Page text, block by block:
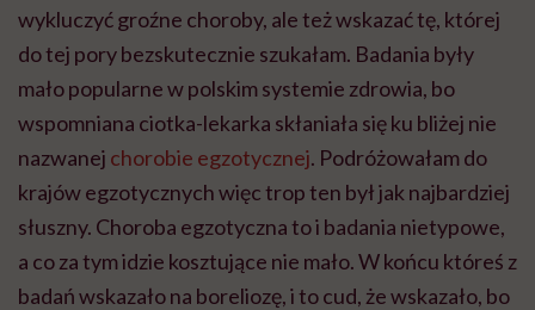
wykluczyć groźne choroby, ale też wskazać tę, której
do tej pory bezskutecznie szukałam. Badania były
mało popularne w polskim systemie zdrowia, bo
wspomniana ciotka-lekarka skłaniała się ku bliżej nie
nazwanej chorobie egzotycznej. Podróżowałam do
krajów egzotycznych więc trop ten był jak najbardziej
słuszny. Choroba egzotyczna to i badania nietypowe,
a co za tym idzie kosztujące nie mało. W końcu któreś z
badań wskazało na boreliozę, i to cud, że wskazało, bo